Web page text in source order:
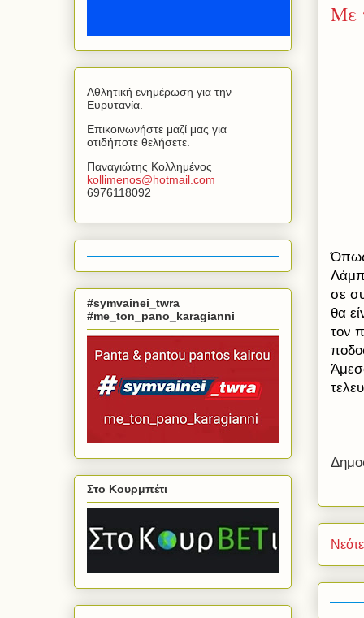
Με
Όπως
σε
θα
τον
Αθλητική ενημέρωση για την
Ευρυτανία.
Επικοινωνήστε μαζί μας για
οτιδήποτε θελήσετε.
Παναγιώτης Κολλημένος
kollimenos@hotmail com
6976118092
#symvainei_twra
#me_ton_pano_karagianni
Στο Κουρμπέτι